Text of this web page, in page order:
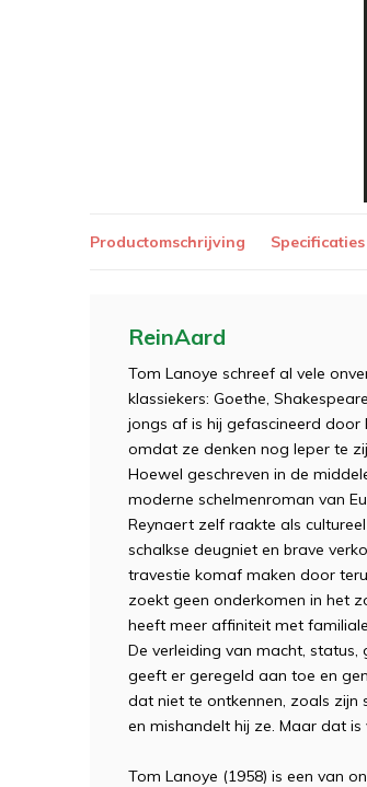
Productomschrijving Specificaties
ReinAard
Tom Lanoye schreef al vele
klassiekers: Goethe,
jongs af is hij gefascineerd
omdat ze denken nog leper te
Hoewel geschreven in de
moderne schelmenroman van
Reynaert zelf raakte als
schalkse deugniet en brave
travestie komaf maken door
zoekt geen onderkomen in het
heeft meer affiniteit met
De verleiding van macht,
geeft er geregeld aan toe en
dat niet te ontkennen, zoals zijn
en mishandelt hij ze. Maar dat
Tom Lanoye (1958) is een van